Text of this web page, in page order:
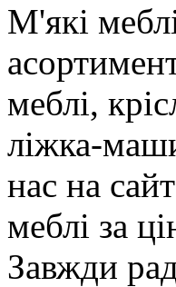
М'які
меблі,
ліжка-
нас на
меблі за
Завжди